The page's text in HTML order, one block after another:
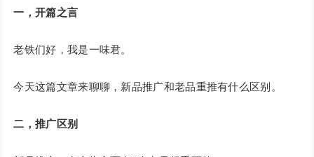
一，开篇之言
老铁们好，我是一味君。
今天这篇文章来聊聊，新品推广和老品重推有什么区别。
二，推广区别